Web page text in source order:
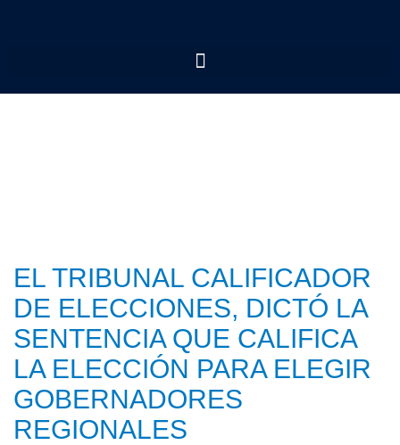
EL TRIBUNAL CALIFICADOR
DE ELECCIONES, DICTÓ LA
SENTENCIA QUE CALIFICA
LA ELECCIÓN PARA ELEGIR
GOBERNADORES
REGIONALES